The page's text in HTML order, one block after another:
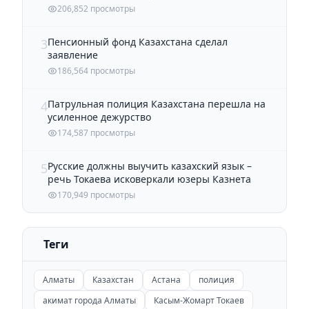
206,852 просмотры
3Пенсионный фонд Казахстана сделал
заявление
186,564 просмотры
4Патрульная полиция Казахстана перешла на
усиленное дежурство
174,587 просмотры
5Русские должны выучить казахский язык –
речь Токаева исковеркали юзеры Казнета
170,949 просмотры
Теги
Алматы Казахстан Астана
полиция
акимат города Алматы
Касым-Жомарт Токаев